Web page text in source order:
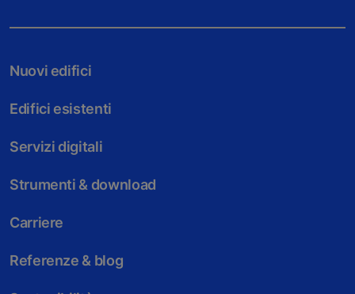
Nuovi edifici
Edifici esistenti
Servizi digitali
Strumenti & download
Carriere
Referenze & blog